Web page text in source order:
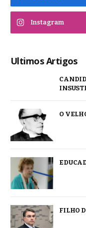
Instagram
Ultimos Artigos
O
FILHO